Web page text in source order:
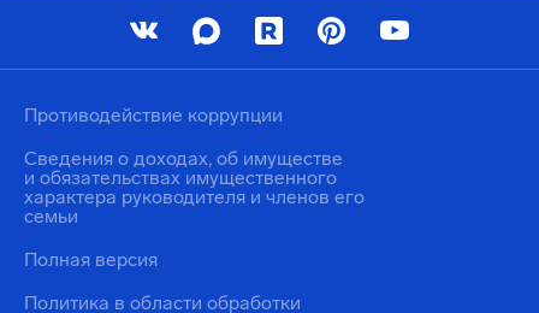
Политика в области обработки
Противодействие коррупции
Сведения о доходах, об имуществе
и обязательствах имущественного
характера руководителя и членов его
семьи
Полная версия